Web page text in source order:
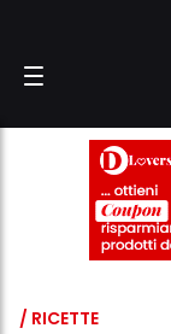
/ RICETTE